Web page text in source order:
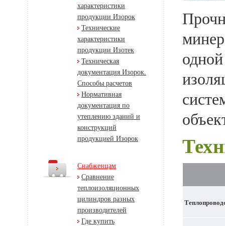
характеристики
продукции Изорок
Технические
характеристики
продукции Изотек
Техническая
документация Изорок.
Способы расчетов
Нормативная
документация по
утеплению зданий и
конструкций
продукцией Изорок
Снабженцам
Сравнение
теплоизоляционных
цилиндров разных
производителей
Где купить